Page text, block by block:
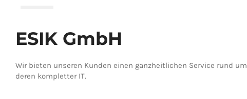
ESIK GmbH
Wir bieten unseren Kunden einen ganzheitlichen Service rund um
deren kompletter IT.